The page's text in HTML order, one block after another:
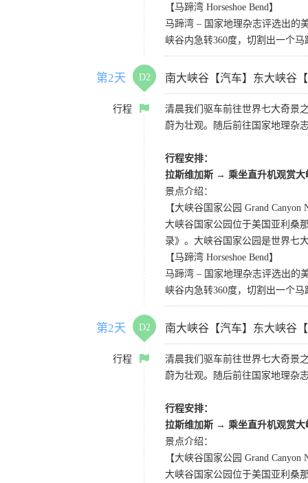
【马蹄湾 Horseshoe Bend】
马蹄湾 – 国家地理杂志评选出的
峡谷内急转360度，切割出一个
第2天 D2 南大峡谷【汽车】东大峡谷
行程
清晨我们驱车前往世界七大奇景
蔚为壮观。随后前往国家地理杂
行程安排：
拉斯维加斯 → 乘坐直升机观赏大
景点介绍：
【大峡谷国家公园 Grand Canyon
大峡谷国家公园位于美国亚利桑
录》。大峡谷国家公园是世界七
【马蹄湾 Horseshoe Bend】
马蹄湾 – 国家地理杂志评选出的
峡谷内急转360度，切割出一个
第2天 D2 南大峡谷【汽车】东大峡谷
行程
清晨我们驱车前往世界七大奇景
蔚为壮观。随后前往国家地理杂
行程安排：
拉斯维加斯 → 乘坐直升机观赏大
景点介绍：
【大峡谷国家公园 Grand Canyon
大峡谷国家公园位于美国亚利桑